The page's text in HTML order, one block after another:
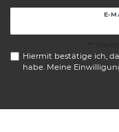
E-
Hiermit bestätige ich,
habe. Meine